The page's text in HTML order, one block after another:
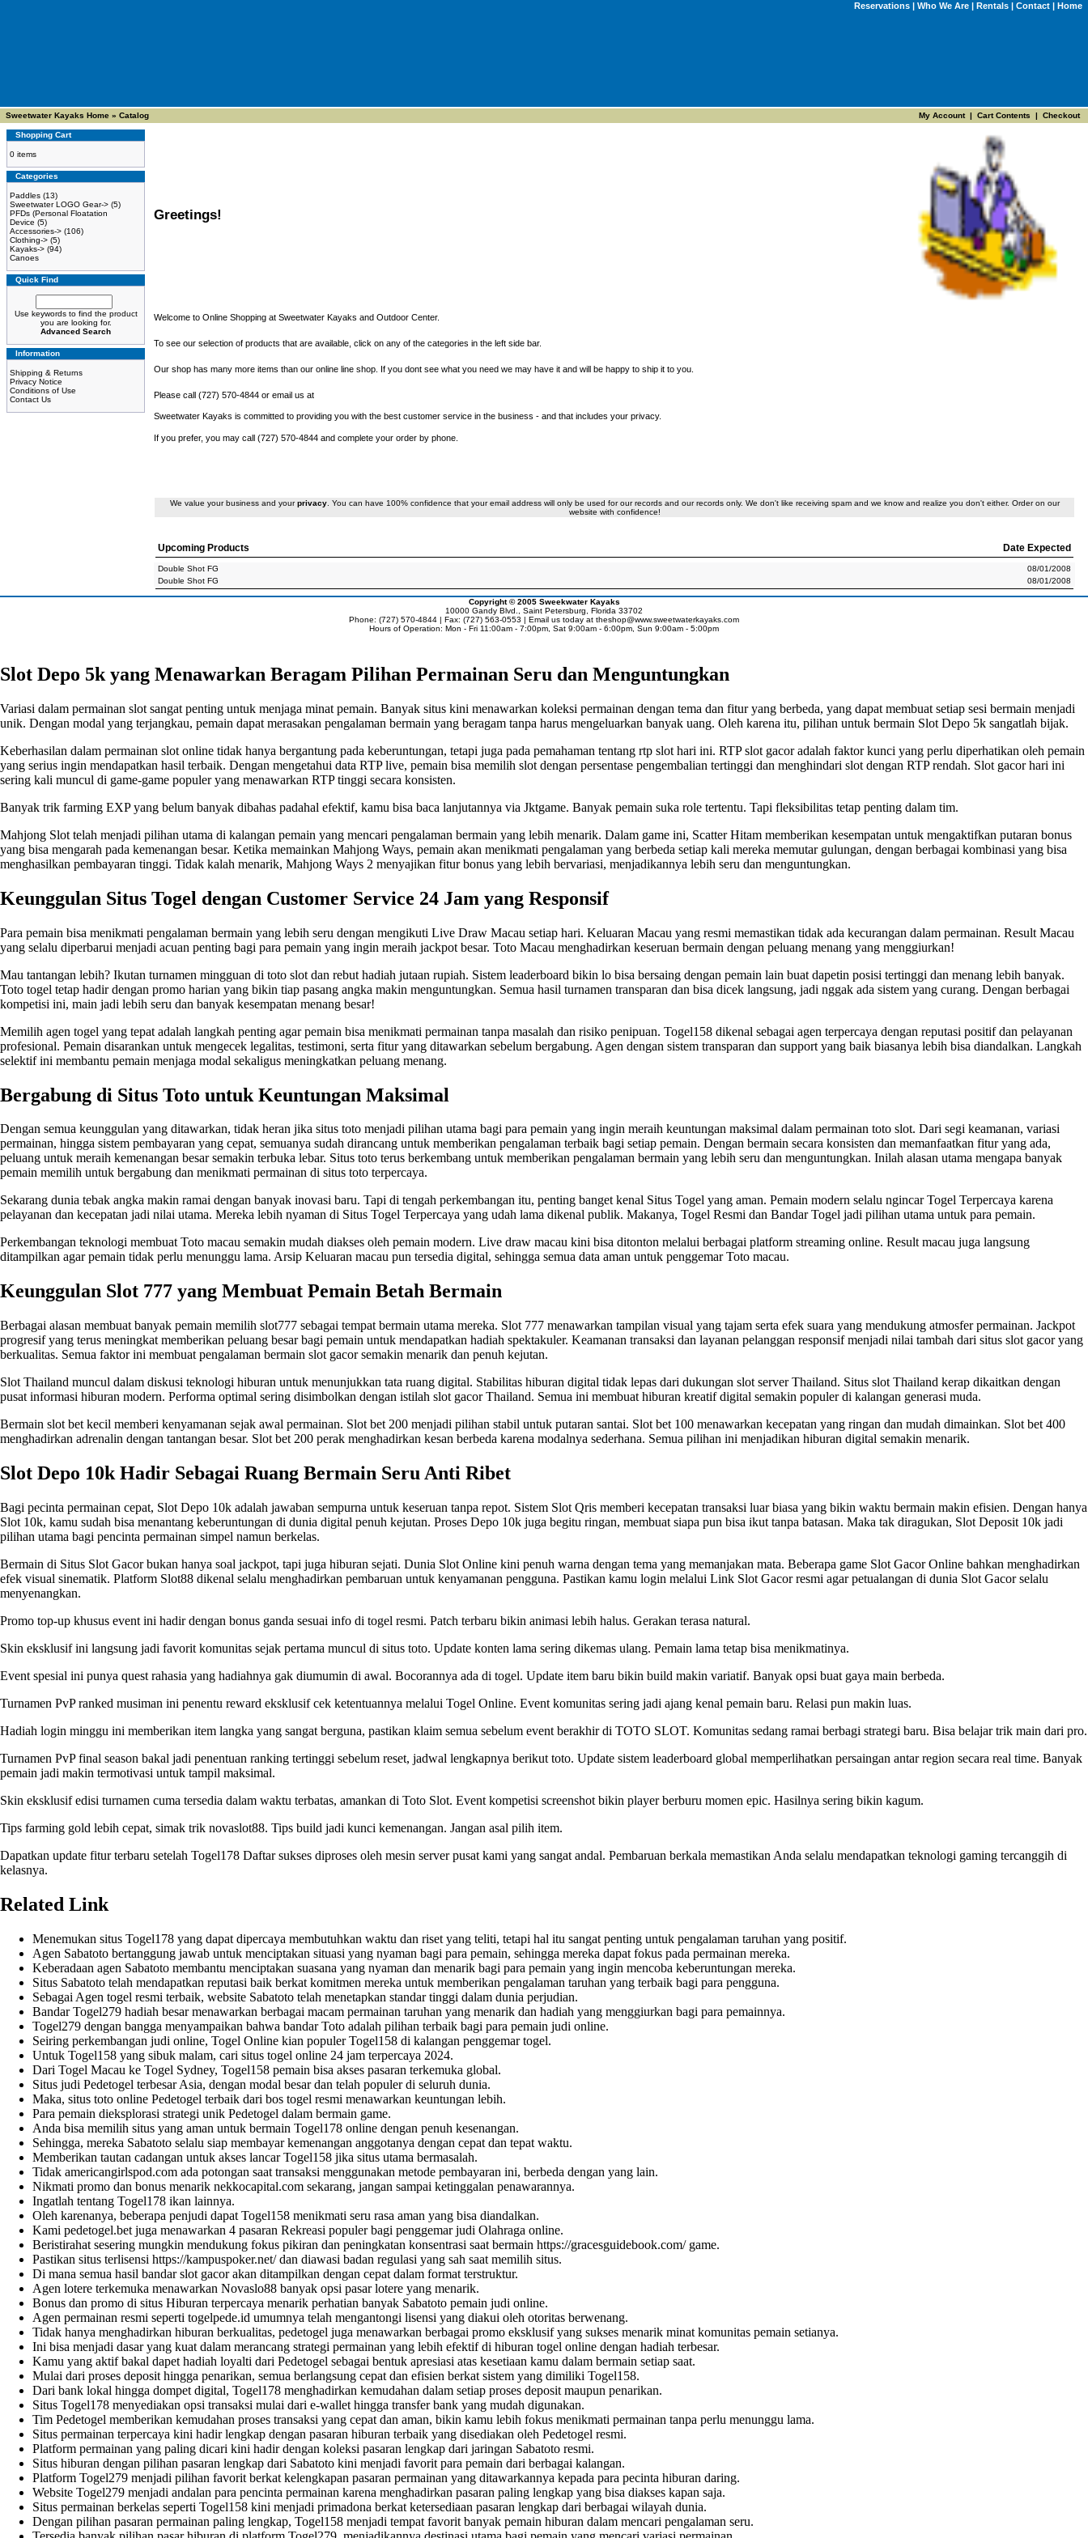
Reservations | Who We Are | Rentals | Contact | Home
Sweetwater Kayaks Home » Catalog My Account| Cart Contents | Checkout
Shopping Cart
0 items
Categories
Paddles (13)
Sweetwater LOGO Gear-> (5)
PFDs (Personal Floatation
Device (5)
Accessories-> (106)
Clothing-> (5)
Kayaks-> (94)
Canoes
Quick Find
Use keywords to find the product
you are looking for.
Advanced Search
Information
Shipping & Returns
Privacy Notice
Conditions of Use
Contact Us
Greetings!
Welcome to Online Shopping at Sweetwater Kayaks and Outdoor Center.
To see our selection of products that are available, click on any of the categories in the left side bar.
Our shop has many more items than our online line shop. If you dont see what you need we may have it and will be happy to ship it to you.
Please call (727) 570-4844 or email us at
Sweetwater Kayaks is committed to providing you with the best customer service in the business - and that includes your privacy.
If you prefer, you may call (727) 570-4844 and complete your order by phone.
We value your business and yourprivacy. You can have 100% confidence that your email address will only be used for our records and our records only. We don't like receiving spam and we know and realize you don't either. Order on our
website with confidence!
Upcoming Products Date Expected
Double Shot FG
08/01/2008
Double Shot FG
08/01/2008
Copyright © 2005 Sweekwater Kayaks
10000 Gandy Blvd., Saint Petersburg, Florida 33702
Phone: (727) 570-4844 | Fax: (727) 563-0553 | Email us today at theshop@www.sweetwaterkayaks.com
Hours of Operation: Mon - Fri 11:00am - 7:00pm, Sat 9:00am - 6:00pm, Sun 9:00am - 5:00pm
Slot Depo 5k yang Menawarkan Beragam Pilihan Permainan Seru dan Menguntungkan
Variasi dalam permainan slot sangat penting untuk menjaga minat pemain. Banyak situs kini menawarkan koleksi permainan dengan tema dan fitur yang berbeda, yang dapat membuat setiap sesi bermain menjadi
unik. Dengan modal yang terjangkau, pemain dapat merasakan pengalaman bermain yang beragam tanpa harus mengeluarkan banyak uang. Oleh karena itu, pilihan untuk bermain Slot Depo 5k sangatlah bijak.
Keberhasilan dalam permainan slot online tidak hanya bergantung pada keberuntungan, tetapi juga pada pemahaman tentang rtp slot hari ini. RTP slot gacor adalah faktor kunci yang perlu diperhatikan oleh pemain
yang serius ingin mendapatkan hasil terbaik. Dengan mengetahui data RTP live, pemain bisa memilih slot dengan persentase pengembalian tertinggi dan menghindari slot dengan RTP rendah. Slot gacor hari ini
sering kali muncul di game-game populer yang menawarkan RTP tinggi secara konsisten.
Banyak trik farming EXP yang belum banyak dibahas padahal efektif, kamu bisa baca lanjutannya via Jktgame. Banyak pemain suka role tertentu. Tapi fleksibilitas tetap penting dalam tim.
Mahjong Slot telah menjadi pilihan utama di kalangan pemain yang mencari pengalaman bermain yang lebih menarik. Dalam game ini, Scatter Hitam memberikan kesempatan untuk mengaktifkan putaran bonus
yang bisa mengarah pada kemenangan besar. Ketika memainkan Mahjong Ways, pemain akan menikmati pengalaman yang berbeda setiap kali mereka memutar gulungan, dengan berbagai kombinasi yang bisa
menghasilkan pembayaran tinggi. Tidak kalah menarik, Mahjong Ways 2 menyajikan fitur bonus yang lebih bervariasi, menjadikannya lebih seru dan menguntungkan.
Keunggulan Situs Togel dengan Customer Service 24 Jam yang Responsif
Para pemain bisa menikmati pengalaman bermain yang lebih seru dengan mengikuti Live Draw Macau setiap hari. Keluaran Macau yang resmi memastikan tidak ada kecurangan dalam permainan. Result Macau
yang selalu diperbarui menjadi acuan penting bagi para pemain yang ingin meraih jackpot besar. Toto Macau menghadirkan keseruan bermain dengan peluang menang yang menggiurkan!
Mau tantangan lebih? Ikutan turnamen mingguan di toto slot dan rebut hadiah jutaan rupiah. Sistem leaderboard bikin lo bisa bersaing dengan pemain lain buat dapetin posisi tertinggi dan menang lebih banyak.
Toto togel tetap hadir dengan promo harian yang bikin tiap pasang angka makin menguntungkan. Semua hasil turnamen transparan dan bisa dicek langsung, jadi nggak ada sistem yang curang. Dengan berbagai
kompetisi ini, main jadi lebih seru dan banyak kesempatan menang besar!
Memilih agen togel yang tepat adalah langkah penting agar pemain bisa menikmati permainan tanpa masalah dan risiko penipuan. Togel158 dikenal sebagai agen terpercaya dengan reputasi positif dan pelayanan
profesional. Pemain disarankan untuk mengecek legalitas, testimoni, serta fitur yang ditawarkan sebelum bergabung. Agen dengan sistem transparan dan support yang baik biasanya lebih bisa diandalkan. Langkah
selektif ini membantu pemain menjaga modal sekaligus meningkatkan peluang menang.
Bergabung di Situs Toto untuk Keuntungan Maksimal
Dengan semua keunggulan yang ditawarkan, tidak heran jika situs toto menjadi pilihan utama bagi para pemain yang ingin meraih keuntungan maksimal dalam permainan toto slot. Dari segi keamanan, variasi
permainan, hingga sistem pembayaran yang cepat, semuanya sudah dirancang untuk memberikan pengalaman terbaik bagi setiap pemain. Dengan bermain secara konsisten dan memanfaatkan fitur yang ada,
peluang untuk meraih kemenangan besar semakin terbuka lebar. Situs toto terus berkembang untuk memberikan pengalaman bermain yang lebih seru dan menguntungkan. Inilah alasan utama mengapa banyak
pemain memilih untuk bergabung dan menikmati permainan di situs toto terpercaya.
Sekarang dunia tebak angka makin ramai dengan banyak inovasi baru. Tapi di tengah perkembangan itu, penting banget kenal Situs Togel yang aman. Pemain modern selalu ngincar Togel Terpercaya karena
pelayanan dan kecepatan jadi nilai utama. Mereka lebih nyaman di Situs Togel Terpercaya yang udah lama dikenal publik. Makanya, Togel Resmi dan Bandar Togel jadi pilihan utama untuk para pemain.
Perkembangan teknologi membuat Toto macau semakin mudah diakses oleh pemain modern. Live draw macau kini bisa ditonton melalui berbagai platform streaming online. Result macau juga langsung
ditampilkan agar pemain tidak perlu menunggu lama. Arsip Keluaran macau pun tersedia digital, sehingga semua data aman untuk penggemar Toto macau.
Keunggulan Slot 777 yang Membuat Pemain Betah Bermain
Berbagai alasan membuat banyak pemain memilih slot777 sebagai tempat bermain utama mereka. Slot 777 menawarkan tampilan visual yang tajam serta efek suara yang mendukung atmosfer permainan. Jackpot
progresif yang terus meningkat memberikan peluang besar bagi pemain untuk mendapatkan hadiah spektakuler. Keamanan transaksi dan layanan pelanggan responsif menjadi nilai tambah dari situs slot gacoryang
berkualitas. Semua faktor ini membuat pengalaman bermain slot gacor semakin menarik dan penuh kejutan.
Slot Thailand muncul dalam diskusi teknologi hiburan untuk menunjukkan tata ruang digital. Stabilitas hiburan digital tidak lepas dari dukungan slot server Thailand. Situs slot Thailand kerap dikaitkan dengan
pusat informasi hiburan modern. Performa optimal sering disimbolkan dengan istilah slot gacor Thailand. Semua ini membuat hiburan kreatif digital semakin populer di kalangan generasi muda.
Bermain slot bet kecil memberi kenyamanan sejak awal permainan. Slot bet 200 menjadi pilihan stabil untuk putaran santai. Slot bet 100 menawarkan kecepatan yang ringan dan mudah dimainkan. Slot bet 400
menghadirkan adrenalin dengan tantangan besar. Slot bet 200 perak menghadirkan kesan berbeda karena modalnya sederhana. Semua pilihan ini menjadikan hiburan digital semakin menarik.
Slot Depo 10k Hadir Sebagai Ruang Bermain Seru Anti Ribet
Bagi pecinta permainan cepat, Slot Depo 10k adalah jawaban sempurna untuk keseruan tanpa repot. Sistem Slot Qris memberi kecepatan transaksi luar biasa yang bikin waktu bermain makin efisien. Dengan hanya
Slot 10k, kamu sudah bisa menantang keberuntungan di dunia digital penuh kejutan. Proses Depo 10k juga begitu ringan, membuat siapa pun bisa ikut tanpa batasan. Maka tak diragukan, Slot Deposit 10k jadi
pilihan utama bagi pencinta permainan simpel namun berkelas.
Bermain di Situs Slot Gacor bukan hanya soal jackpot, tapi juga hiburan sejati. Dunia Slot Online kini penuh warna dengan tema yang memanjakan mata. Beberapa game Slot Gacor Online bahkan menghadirkan
efek visual sinematik. Platform Slot88 dikenal selalu menghadirkan pembaruan untuk kenyamanan pengguna. Pastikan kamu login melalui Link Slot Gacor resmi agar petualangan di dunia Slot Gacor selalu
menyenangkan.
Promo top-up khusus event ini hadir dengan bonus ganda sesuai info di togel resmi. Patch terbaru bikin animasi lebih halus. Gerakan terasa natural.
Skin eksklusif ini langsung jadi favorit komunitas sejak pertama muncul di situs toto. Update konten lama sering dikemas ulang. Pemain lama tetap bisa menikmatinya.
Event spesial ini punya quest rahasia yang hadiahnya gak diumumin di awal. Bocorannya ada di togel. Update item baru bikin build makin variatif. Banyak opsi buat gaya main berbeda.
Turnamen PvP ranked musiman ini penentu reward eksklusif cek ketentuannya melalui Togel Online. Event komunitas sering jadi ajang kenal pemain baru. Relasi pun makin luas.
Hadiah login minggu ini memberikan item langka yang sangat berguna, pastikan klaim semua sebelum event berakhir di TOTO SLOT. Komunitas sedang ramai berbagi strategi baru. Bisa belajar trik main dari pro.
Turnamen PvP final season bakal jadi penentuan ranking tertinggi sebelum reset, jadwal lengkapnya berikut toto. Update sistem leaderboard global memperlihatkan persaingan antar region secara real time. Banyak
pemain jadi makin termotivasi untuk tampil maksimal.
Skin eksklusif edisi turnamen cuma tersedia dalam waktu terbatas, amankan di Toto Slot. Event kompetisi screenshot bikin player berburu momen epic. Hasilnya sering bikin kagum.
Tips farming gold lebih cepat, simak trik novaslot88. Tips build jadi kunci kemenangan. Jangan asal pilih item.
Dapatkan update fitur terbaru setelah Togel178 Daftarsukses diproses oleh mesin server pusat kami yang sangat andal. Pembaruan berkala memastikan Anda selalu mendapatkan teknologi gaming tercanggih di
kelasnya.
Related Link
Menemukan situs Togel178 yang dapat dipercaya membutuhkan waktu dan riset yang teliti, tetapi hal itu sangat penting untuk pengalaman taruhan yang positif.
Agen Sabatoto bertanggung jawab untuk menciptakan situasi yang nyaman bagi para pemain, sehingga mereka dapat fokus pada permainan mereka.
Keberadaan agen Sabatoto membantu menciptakan suasana yang nyaman dan menarik bagi para pemain yang ingin mencoba keberuntungan mereka.
Situs Sabatoto telah mendapatkan reputasi baik berkat komitmen mereka untuk memberikan pengalaman taruhan yang terbaik bagi para pengguna.
Sebagai Agen togel resmi terbaik, website Sabatoto telah menetapkan standar tinggi dalam dunia perjudian.
BandarTogel279 hadiah besar menawarkan berbagai macam permainan taruhan yang menarik dan hadiah yang menggiurkan bagi para pemainnya.
Togel279 dengan bangga menyampaikan bahwa bandar Toto adalah pilihan terbaik bagi para pemain judi online.
Seiring perkembangan judi online, Togel Online kian populerTogel158 di kalangan penggemar togel.
Untuk Togel158 yang sibuk malam, cari situs togel online 24 jam terpercaya 2024.
Dari Togel Macau ke Togel Sydney, Togel158 pemain bisa akses pasaran terkemuka global.
Situs judi Pedetogel terbesar Asia, dengan modal besar dan telah populer di seluruh dunia.
Maka, situs toto online Pedetogel terbaik dari bos togel resmi menawarkan keuntungan lebih.
Para pemain dieksplorasi strategi unik Pedetogel dalam bermain game.
Anda bisa memilih situs yang aman untuk bermain Togel178 online dengan penuh kesenangan.
Sehingga, mereka Sabatoto selalu siap membayar kemenangan anggotanya dengan cepat dan tepat waktu.
Memberikan tautan cadangan untuk akses lancarTogel158 jika situs utama bermasalah.
Tidak americangirlspod.com ada potongan saat transaksi menggunakan metode pembayaran ini, berbeda dengan yang lain.
Nikmati promo dan bonus menarik nekkocapital.com sekarang, jangan sampai ketinggalan penawarannya.
Ingatlah tentang Togel178 ikan lainnya.
Oleh karenanya, beberapa penjudi dapat Togel158 menikmati seru rasa aman yang bisa diandalkan.
Kami pedetogel.bet juga menawarkan 4 pasaran Rekreasi populer bagi penggemar judi Olahraga online.
Beristirahat sesering mungkin mendukung fokus pikiran dan peningkatan konsentrasi saat bermain https://gracesguidebook.com/game.
Pastikan situs terlisensi https://kampuspoker.net/dan diawasi badan regulasi yang sah saat memilih situs.
Di mana semua hasil bandarslot gacorakan ditampilkan dengan cepat dalam format terstruktur.
Agen lotere terkemuka menawarkan Novaslo88 banyak opsi pasar lotere yang menarik.
Bonus dan promo di situs Hiburan terpercaya menarik perhatian banyak Sabatoto pemain judi online.
Agen permainan resmi seperti togelpede.id umumnya telah mengantongi lisensi yang diakui oleh otoritas berwenang.
Tidak hanya menghadirkan hiburan berkualitas, pedetogel juga menawarkan berbagai promo eksklusif yang sukses menarik minat komunitas pemain setianya.
Ini bisa menjadi dasar yang kuat dalam merancang strategi permainan yang lebih efektif di hiburan togel online dengan hadiah terbesar.
Kamu yang aktif bakal dapet hadiah loyalti dari Pedetogel sebagai bentuk apresiasi atas kesetiaan kamu dalam bermain setiap saat.
Mulai dari proses deposit hingga penarikan, semua berlangsung cepat dan efisien berkat sistem yang dimiliki Togel158.
Dari bank lokal hingga dompet digital, Togel178 menghadirkan kemudahan dalam setiap proses deposit maupun penarikan.
Situs Togel178 menyediakan opsi transaksi mulai dari e-wallet hingga transfer bank yang mudah digunakan.
Tim Pedetogel memberikan kemudahan proses transaksi yang cepat dan aman, bikin kamu lebih fokus menikmati permainan tanpa perlu menunggu lama.
Situs permainan terpercaya kini hadir lengkap dengan pasaran hiburan terbaik yang disediakan oleh Pedetogel resmi.
Platform permainan yang paling dicari kini hadir dengan koleksi pasaran lengkap dari jaringan Sabatoto resmi.
Situs hiburan dengan pilihan pasaran lengkap dari Sabatoto kini menjadi favorit para pemain dari berbagai kalangan.
Platform Togel279 menjadi pilihan favorit berkat kelengkapan pasaran permainan yang ditawarkannya kepada para pecinta hiburan daring.
Website Togel279 menjadi andalan para pencinta permainan karena menghadirkan pasaran paling lengkap yang bisa diakses kapan saja.
Situs permainan berkelas seperti Togel158 kini menjadi primadona berkat ketersediaan pasaran lengkap dari berbagai wilayah dunia.
Dengan pilihan pasaran permainan paling lengkap, Togel158 menjadi tempat favorit banyak pemain hiburan dalam mencari pengalaman seru.